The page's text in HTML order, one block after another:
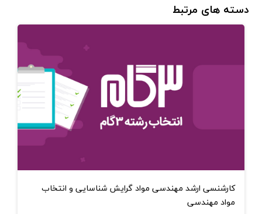
دسته های مرتبط
کارشنسی ارشد مهندسی مواد گرایش شناسایی و انتخاب
مواد مهندسی